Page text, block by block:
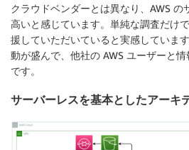
クラウドベンダーとは異なり、AWS
高いと感じています。単純な調査だけ
援していただいていると実感していま
動が盛んで、他社の AWS ユーザーと
です。
サーバーレスを基本としたアーキ